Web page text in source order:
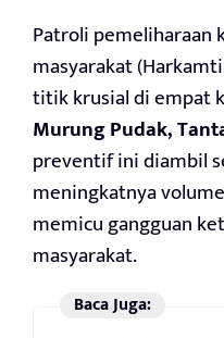
Patroli pemeliharaan
masyarakat
titik krusial di empat
Murung Pudak,
preventif ini diambil
meningkatnya
memicu gangguan
masyarakat.
Baca Juga: